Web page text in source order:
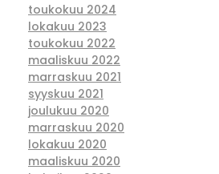
toukokuu 2024
lokakuu 2023
toukokuu 2022
maaliskuu 2022
marraskuu 2021
syyskuu 2021
joulukuu 2020
marraskuu 2020
lokakuu 2020
maaliskuu 2020